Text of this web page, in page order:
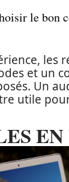
le bon
les
et un
Un
utile